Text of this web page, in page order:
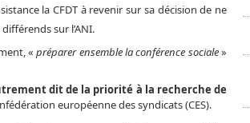
la CFDT à revenir sur sa décision de ne
sur l’ANI.
«préparer ensemble la conférence sociale»
dit de la priorité à la recherche de
européenne des syndicats (CES).